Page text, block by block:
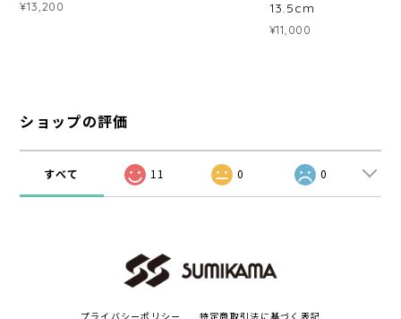
¥13,200
13.5cm
¥11,000
ショップの評価
すべて 11 0 0
プライバシーポリシー 特定商取引法に基づく表記